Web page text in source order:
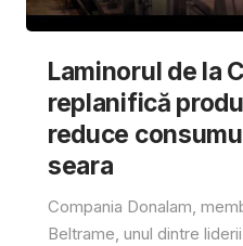
Laminorul de la
replanifică
reduce
seara
Compania Donalam,
Beltrame, unul dintre